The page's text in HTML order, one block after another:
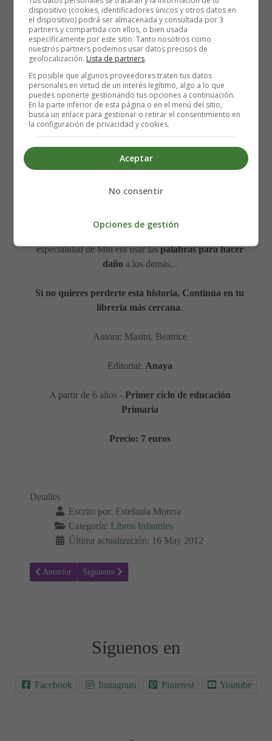
De laColección Guapas, listas y valientes
para que las niñas y niñosaprendan el valor de la
lealtad, la autoestima y el respeto por la diversidad
El libro comienza así:
En el País de los Peces de Jade, muy, muy lejos de aquí,
niña más malvadaque había existido jamás sobre la faz
de la Tierra. Esto al menos era lo que pensaban sus
compañeros de clase y juegos, que tenían que padecer su
especialidad de Min era usar laspalabras para hacer
dañoa los demás...
Si no quieres perderte esta historia, Continúa en tu
librería más cercana.
Autora: Masini, Beatrice
Editorial: Anaya
A partir de 6 años - Primer ciclo de educación
Primaria
Precio: 7 euros
Detalles
Escrito por: Estefanía Morera
Categoría: Libros Infantiles
Última actualización: 16 May 2012
Artículo anterior: Cuando los Borregos no pueden Dormir
Anterior Artículo siguiente: ¡Yo pienso, yo soy! - Louise Hay
Siguiente
Síguenos en
Facebook Instagram Pinterest Youtube
dispositivo (cookies, identificadores únicos y otros datos en
el dispositivo) podrá ser almacenada y consultada por 3
partners y compartida con ellos, o bien usada
específicamente por este sitio. Tanto nosotros como
nuestros partners podemos usar datos precisos de
geolocalización. Lista de partners.
Es posible que algunos proveedores traten tus datos
personales en virtud de un interés legítimo, algo a lo que
puedes oponerte gestionando tus opciones a continuación.
En la parte inferior de esta página o en el menú del sitio,
busca un enlace para gestionar o retirar el consentimiento en
la configuración de privacidad y cookies.
Aceptar
No consentir
Opciones de gestión